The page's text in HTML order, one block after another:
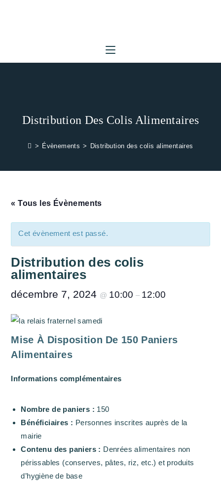
Distribution Des Colis Alimentaires
> Évènements > Distribution des colis alimentaires
« Tous les Évènements
Cet évènement est passé.
Distribution des colis
alimentaires
décembre 7, 2024 @ 10:00– 12:00
Mise À Disposition De 150 Paniers
Alimentaires
Informations complémentaires
Nombre de paniers : 150
Bénéficiaires : Personnes inscrites auprès de la
mairie
Contenu des paniers : Denrées alimentaires non
périssables (conserves, pâtes, riz, etc.) et produits
d’hygiène de base